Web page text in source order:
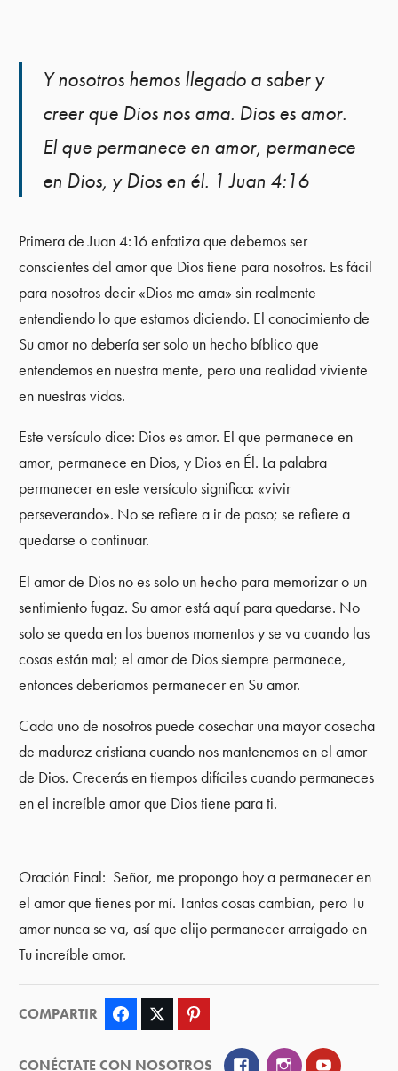
Y nosotros hemos llegado a saber y
creer que Dios nos ama. Dios es amor.
El que permanece en amor, permanece
en Dios, y Dios en él. 1 Juan 4:16
Primera de Juan 4:16 enfatiza que debemos ser
conscientes del amor que Dios tiene para nosotros. Es fácil
para nosotros decir «Dios me ama» sin realmente
entendiendo lo que estamos diciendo. El conocimiento de
Su amor no debería ser solo un hecho bíblico que
entendemos en nuestra mente, pero una realidad viviente
en nuestras vidas.
Este versículo dice: Dios es amor. El que permanece en
amor, permanece en Dios, y Dios en Él. La palabra
permanecer en este versículo significa: «vivir
perseverando». No se refiere a ir de paso; se refiere a
quedarse o continuar.
El amor de Dios no es solo un hecho para memorizar o un
sentimiento fugaz. Su amor está aquí para quedarse. No
solo se queda en los buenos momentos y se va cuando las
cosas están mal; el amor de Dios siempre permanece,
entonces deberíamos permanecer en Su amor.
Cada uno de nosotros puede cosechar una mayor cosecha
de madurez cristiana cuando nos mantenemos en el amor
de Dios. Crecerás en tiempos difíciles cuando permaneces
en el increíble amor que Dios tiene para ti.
Oración Final: Señor, me propongo hoy a permanecer en
el amor que tienes por mí. Tantas cosas cambian, pero Tu
amor nunca se va, así que elijo permanecer arraigado en
Tu increíble amor.
COMPARTIR Facebook Twitter
CONÉCTATE CON NOSOTROS FacebookInstagramYouTube